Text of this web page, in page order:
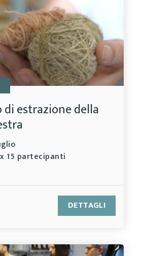
estrazione della
15 partecipanti
DETTAGLI